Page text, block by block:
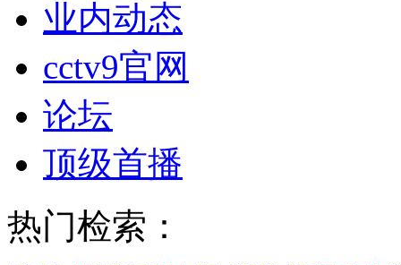
业内动态
cctv9官网
论坛
顶级首播
热门检索：